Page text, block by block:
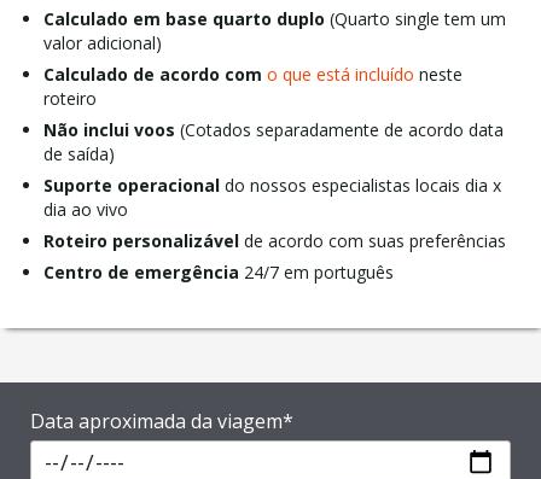
Calculado em base quarto duplo (Quarto single tem um
valor adicional)
Calculado de acordo com o que está incluído neste
roteiro
Não inclui voos (Cotados separadamente de acordo data
de saída)
Suporte operacional do nossos especialistas locais dia x
dia ao vivo
Roteiro personalizável de acordo com suas preferências
Centro de emergência 24/7 em português
Data aproximada da viagem*